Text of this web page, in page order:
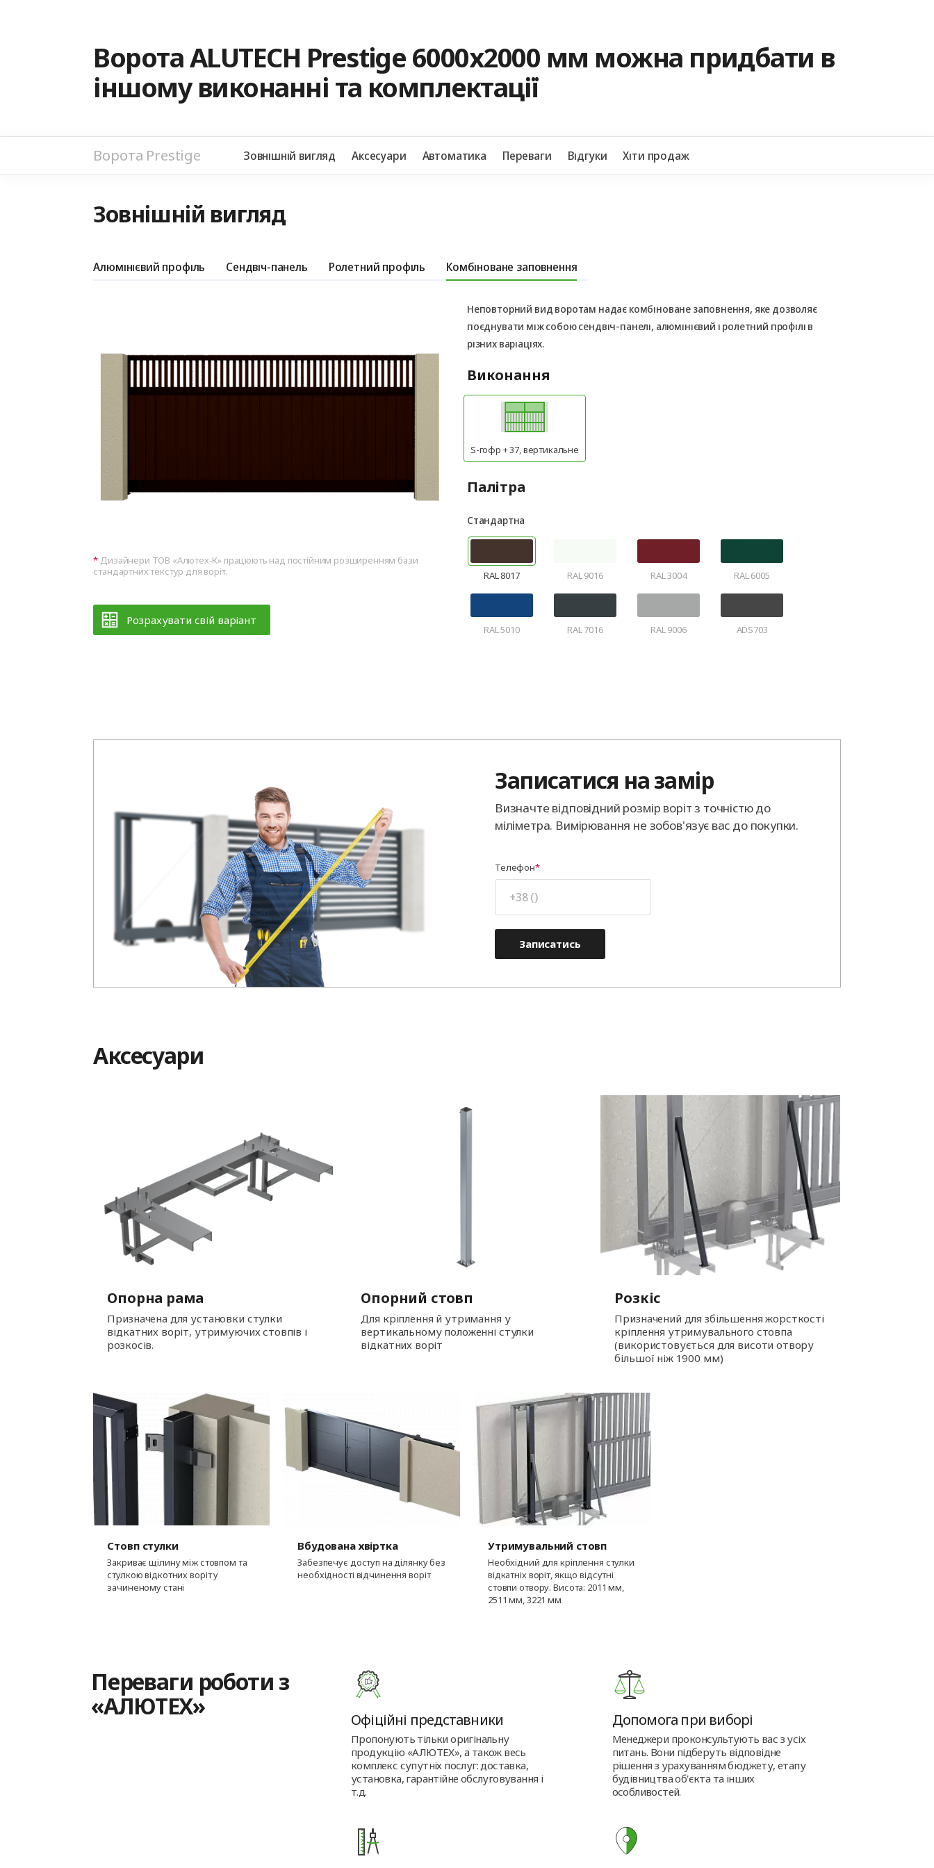
Ворота ALUTECH Prestige 6000х2000 мм можна придбати в
іншому виконанні та комплектації
Ворота Prestige Зовнішній вигляд Aксесуари Автоматика Переваги Відгуки Хіти продаж
Зовнішній вигляд
Алюмінієвий профіль Сендвіч-панель Ролетний профіль Комбіноване заповнення
Дизайнери ТОВ «Алютех‑К» працюють над постійним розширенням бази
стандартних текстур для воріт.
Розрахувати свій варіант
Неповторний вид воротам надає комбіноване заповнення, яке дозволяє
поєднувати між собою сендвіч-панелі, алюмінієвий і ролетний профілі в
різних варіаціях.
Виконання
S-гофр + 37, вертикальне
Палітра
Стандартна
RAL 8017 RAL 9016 RAL 3004 RAL 6005
RAL 5010 RAL 7016 RAL 9006 ADS703
Записатися на замір
Визначте відповідний розмір воріт з точністю до
міліметра. Вимірювання не зобов'язує вас до покупки.
Телефон
Записатись
Aксесуари
Опорна рама
Призначена для установки стулки
відкатних воріт, утримуючих стовпів і
розкосів.
Опорний стовп
Для кріплення й утримання у
вертикальному положенні стулки
відкатних воріт
Розкіс
Призначений для збільшення жорсткості
кріплення утримувального стовпа
(використовується для висоти отвору
більшої ніж 1900 мм)
Стовп стулки
Закриває щілину між стовпом та
стулкою відкотних воріт у
зачиненому стані
Вбудована хвіртка
Забезпечує доступ на ділянку без
необхідності відчинення воріт
Утримувальний стовп
Необхідний для кріплення стулки
відкатніх воріт, якщо відсутні
стовпи отвору. Висота: 2011 мм,
2511 мм, 3221 мм
Переваги роботи з
«АЛЮТЕХ»
Офіційні представники
Пропонують тільки оригінальну
продукцію «АЛЮТЕХ», а також весь
комплекс супутніх послуг: доставка,
установка, гарантійне обслуговування і
т.д.
Допомога при виборі
Менеджери проконсультують вас з усіх
питань. Вони підберуть відповідне
рішення з урахуванням бюджету, етапу
будівництва об'єкта та інших
особливостей.